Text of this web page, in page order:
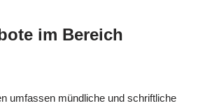
im Bereich
umfassen mündliche und schriftliche